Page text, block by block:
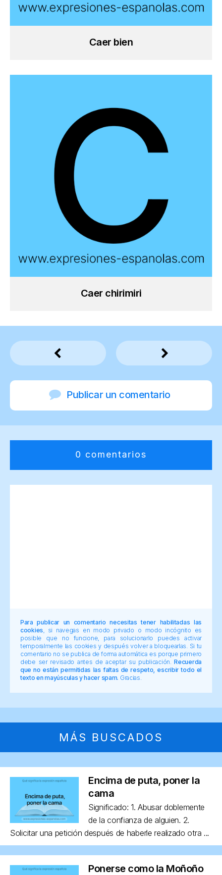
Caer bien
Caer chirimiri
Publicar un comentario
0 comentarios
Para publicar un comentario necesitas tener habilitadas las
cookies , si navegas en modo privado o modo incógnito es
posible que no funcione, para solucionarlo puedes activar
temporalmente las cookies y después volver a bloquearlas. Si tu
comentario no se publica de forma automática es porque primero
debe ser revisado antes de aceptar su publicación.Recuerda
que no están permitidas las faltas de respeto, escribir todo el
texto en mayúsculas y hacer spam. Gracias.
MÁS BUSCADOS
Encima de puta, poner la
cama
Significado: 1. Abusar doblemente
de la confianza de alguien. 2.
Solicitar una petición después de haberle realizado otra ...
Ponerse como la Moñoño